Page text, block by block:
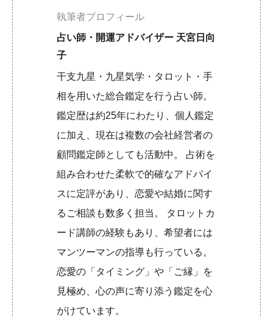
執筆者プロフィール
占い師・開運アドバイザー 天宮日向
子
干支九星・九星気学・タロット・手
相を用いた総合鑑定を行う占い師。
鑑定歴は約25年にわたり、個人鑑定
に加え、現在は複数の会社経営者の
顧問鑑定師としても活動中。 占術を
組み合わせた柔軟で的確なアドバイ
スに定評があり、恋愛や結婚に関す
るご相談も数多く担当。 タロットカ
ード講師の経験もあり、希望者には
マンツーマンの指導も行っている。
恋愛の「タイミング」や「ご縁」を
見極め、心の声に寄り添う鑑定を心
がけています。